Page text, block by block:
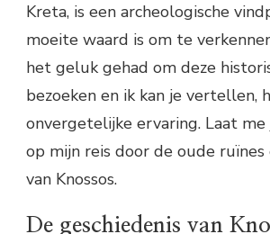
Kreta, is een archeologische
moeite waard is om te
het geluk gehad om deze
bezoeken en ik kan je vertellen,
onvergetelijke ervaring. Laat
op mijn reis door de oude ruïnes
van Knossos.
De geschiedenis van